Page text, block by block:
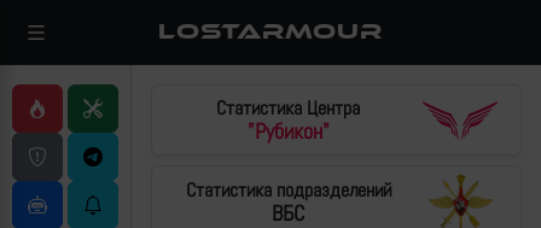
LOSTARMOUR
Статистика Центра
"Рубикон"
Статистика подразделений
ВБС